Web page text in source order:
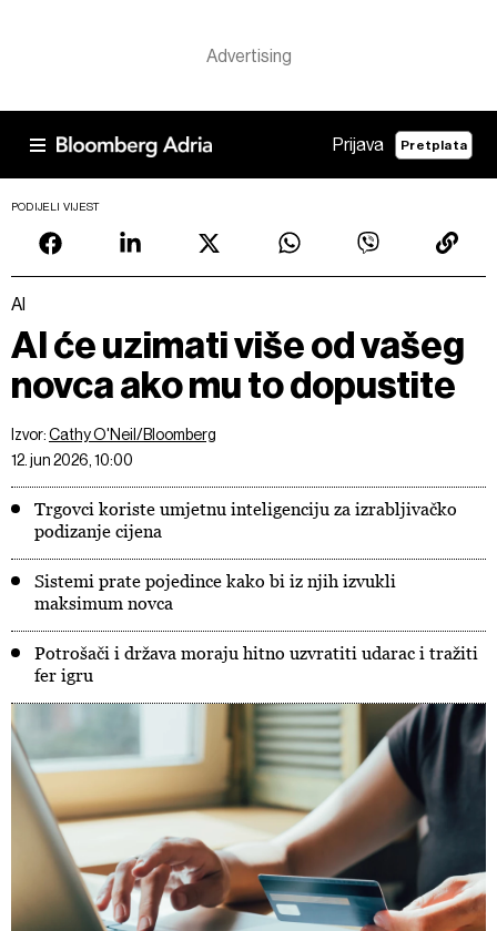
Prijava Pretplata
PODIJELI VIJEST
AI
AI će uzimati više od vašeg
novca ako mu to dopustite
Izvor:Cathy O'Neil/Bloomberg
12. jun 2026, 10:00
Trgovci koriste umjetnu inteligenciju za izrabljivačko
podizanje cijena
Sistemi prate pojedince kako bi iz njih izvukli
maksimum novca
Potrošači i država moraju hitno uzvratiti udarac i tražiti
fer igru